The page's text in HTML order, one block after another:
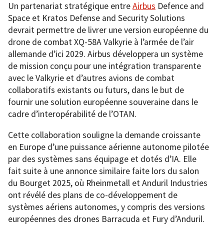
Un partenariat stratégique entreAirbus Defence and
Space et Kratos Defense and Security Solutions
devrait permettre de livrer une version européenne du
drone de combat XQ-58A Valkyrie à l’armée de l’air
allemande d’ici 2029. Airbus développera un système
de mission conçu pour une intégration transparente
avec le Valkyrie et d’autres avions de combat
collaboratifs existants ou futurs, dans le but de
fournir une solution européenne souveraine dans le
cadre d’interopérabilité de l’OTAN.
Cette collaboration souligne la demande croissante
en Europe d’une puissance aérienne autonome pilotée
par des systèmes sans équipage et dotés d’IA. Elle
fait suite à une annonce similaire faite lors du salon
du Bourget 2025, où Rheinmetall et Anduril Industries
ont révélé des plans de co-développement de
systèmes aériens autonomes, y compris des versions
européennes des drones Barracuda et Fury d’Anduril.